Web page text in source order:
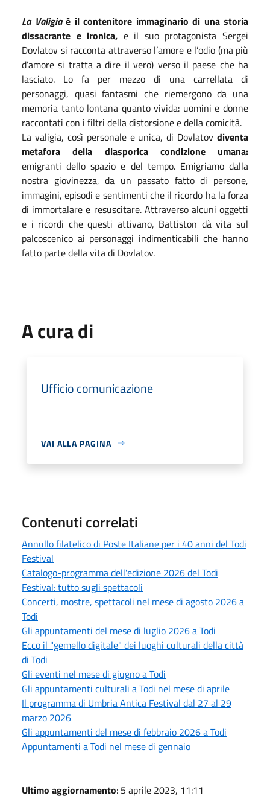
La Valigiaè il contenitore immaginario di una storia
dissacrante e ironica, e il suo protagonista Sergei
Dovlatov si racconta attraverso l’amore e l’odio (ma più
d’amore si tratta a dire il vero) verso il paese che ha
lasciato. Lo fa per mezzo di una carrellata di
personaggi, quasi fantasmi che riemergono da una
memoria tanto lontana quanto vivida: uomini e donne
raccontati con i filtri della distorsione e della comicità.
La valigia, così personale e unica, di Dovlatov diventa
metafora della diasporica condizione umana:
emigranti dello spazio e del tempo. Emigriamo dalla
nostra giovinezza, da un passato fatto di persone,
immagini, episodi e sentimenti che il ricordo ha la forza
di immortalare e resuscitare. Attraverso alcuni oggetti
e i ricordi che questi attivano, Battiston dà vita sul
palcoscenico ai personaggi indimenticabili che hanno
fatto parte della vita di Dovlatov.
A cura di
Ufficio comunicazione
VAI ALLA PAGINA
Contenuti correlati
Annullo filatelico di Poste Italiane per i 40 anni del Todi
Festival
Catalogo-programma dell'edizione 2026 del Todi
Festival: tutto sugli spettacoli
Concerti, mostre, spettacoli nel mese di agosto 2026 a
Todi
Gli appuntamenti del mese di luglio 2026 a Todi
Ecco il "gemello digitale" dei luoghi culturali della città
di Todi
Gli eventi nel mese di giugno a Todi
Gli appuntamenti culturali a Todi nel mese di aprile
Il programma di Umbria Antica Festival dal 27 al 29
marzo 2026
Gli appuntamenti del mese di febbraio 2026 a Todi
Appuntamenti a Todi nel mese di gennaio
Ultimo aggiornamento: 5 aprile 2023, 11:11